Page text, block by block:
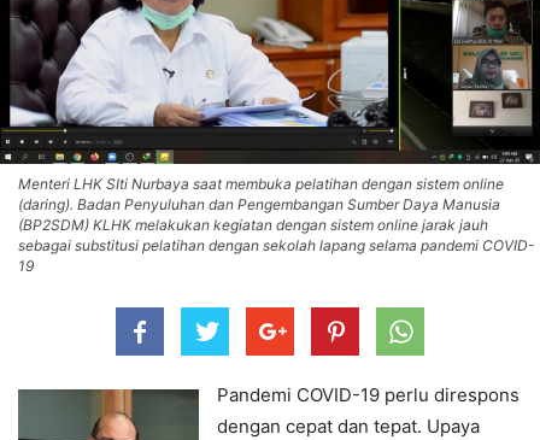
Menteri LHK SIti Nurbaya saat membuka pelatihan dengan sistem online
(daring). Badan Penyuluhan dan Pengembangan Sumber Daya Manusia
(BP2SDM) KLHK melakukan kegiatan dengan sistem online jarak jauh
sebagai substitusi pelatihan dengan sekolah lapang selama pandemi COVID-
19
Pandemi COVID-19 perlu direspons
dengan cepat dan tepat. Upaya